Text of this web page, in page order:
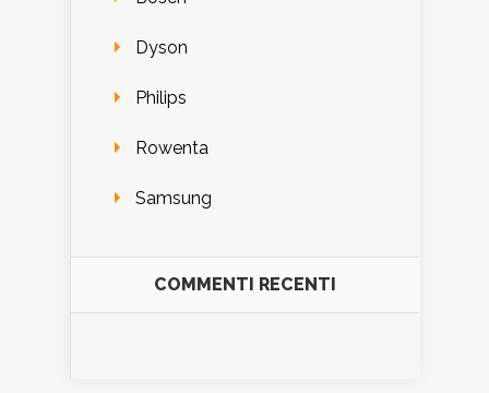
Dyson
Philips
Rowenta
Samsung
COMMENTI RECENTI